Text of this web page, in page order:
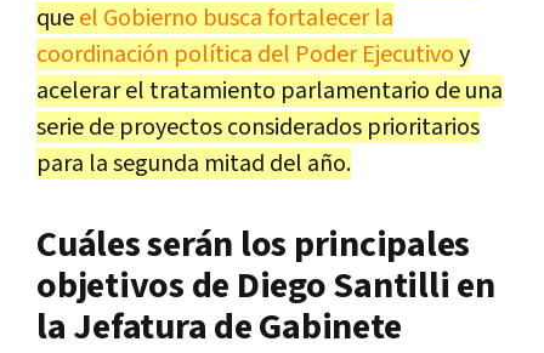
queel Gobierno busca fortalecer la
coordinación política del Poder Ejecutivoy
acelerar el tratamiento parlamentario de una
serie de proyectos considerados prioritarios
para la segunda mitad del año.
Cuáles serán los principales
objetivos de Diego Santilli en
la Jefatura de Gabinete